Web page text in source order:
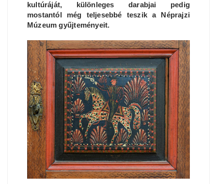
kultúráját, különleges darabjai pedig
mostantól még teljesebbé teszik a Néprajzi
Múzeum gyűjteményeit.